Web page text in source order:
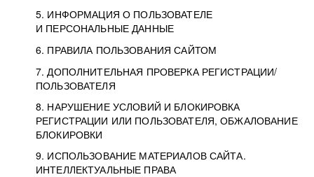
5. ИНФОРМАЦИЯ О ПОЛЬЗОВАТЕЛЕ
И ПЕРСОНАЛЬНЫЕ ДАННЫЕ
6. ПРАВИЛА ПОЛЬЗОВАНИЯ САЙТОМ
7. ДОПОЛНИТЕЛЬНАЯ ПРОВЕРКА РЕГИСТРАЦИИ/
ПОЛЬЗОВАТЕЛЯ
8. НАРУШЕНИЕ УСЛОВИЙ И БЛОКИРОВКА
РЕГИСТРАЦИИ ИЛИ ПОЛЬЗОВАТЕЛЯ, ОБЖАЛОВАНИЕ
БЛОКИРОВКИ
9. ИСПОЛЬЗОВАНИЕ МАТЕРИАЛОВ САЙТА.
ИНТЕЛЛЕКТУАЛЬНЫЕ ПРАВА